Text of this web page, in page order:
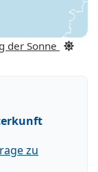
der Sonne
zu